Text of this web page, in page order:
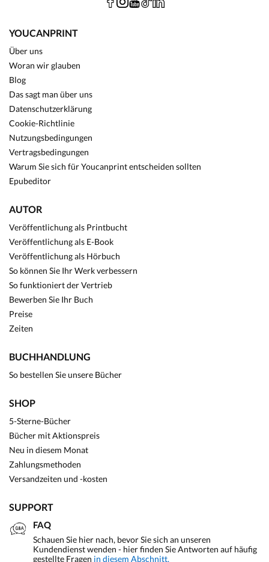
YOUCANPRINT
Über uns
Woran wir glauben
Blog
Das sagt man über uns
Datenschutzerklärung
Cookie-Richtlinie
Nutzungsbedingungen
Vertragsbedingungen
Warum Sie sich für Youcanprint entscheiden sollten
Epubeditor
AUTOR
Veröffentlichung als Printbucht
Veröffentlichung als E-Book
Veröffentlichung als Hörbuch
So können Sie Ihr Werk verbessern
So funktioniert der Vertrieb
Bewerben Sie Ihr Buch
Preise
Zeiten
BUCHHANDLUNG
So bestellen Sie unsere Bücher
SHOP
5-Sterne-Bücher
Bücher mit Aktionspreis
Neu in diesem Monat
Zahlungsmethoden
Versandzeiten und -kosten
SUPPORT
FAQ
Schauen Sie hier nach, bevor Sie sich an unseren
Kundendienst wenden - hier finden Sie Antworten auf häufig
gestellte Fragen in diesem Abschnitt.